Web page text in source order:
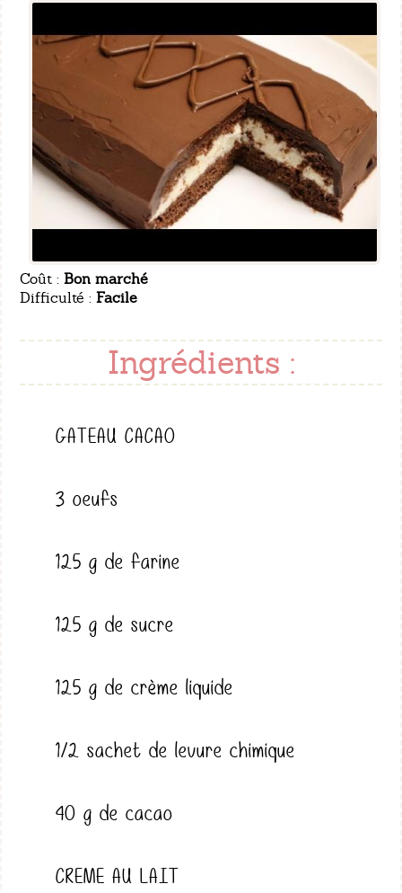
Coût : Bon marché
Difficulté : Facile
Ingrédients :
GATEAU CACAO
3 oeufs
125 g de farine
125 g de sucre
125 g de crème liquide
1/2 sachet de levure chimique
40 g de cacao
CREME AU LAIT